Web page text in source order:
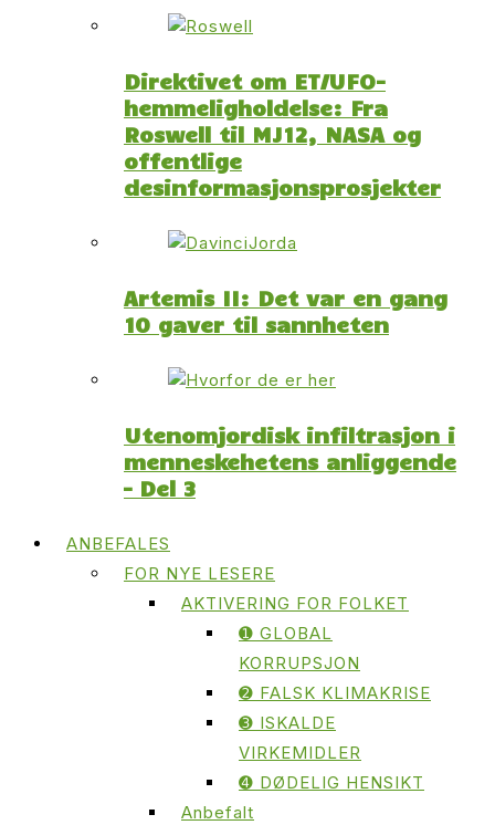
Direktivet om ET/UFO-
hemmeligholdelse: Fra
Roswell til MJ12, NASA og
offentlige
desinformasjonsprosjekter
Artemis II: Det var en gang
10 gaver til sannheten
Utenomjordisk infiltrasjon i
menneskehetens anliggende
– Del 3
ANBEFALES
FOR NYE LESERE
AKTIVERING FOR FOLKET
➊ GLOBAL
KORRUPSJON
➋ FALSK KLIMAKRISE
➌ ISKALDE
VIRKEMIDLER
➍ DØDELIG HENSIKT
Anbefalt